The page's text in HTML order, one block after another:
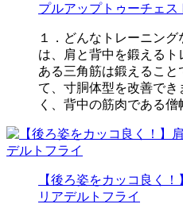
プルアップトゥーチェス
１．どんなトレーニン
は、肩と背中を鍛える
ある三角筋は鍛えるこ
て、寸胴体型を改善で
く、背中の筋肉である
【後ろ姿をカッコ良く
リアデルトフライ